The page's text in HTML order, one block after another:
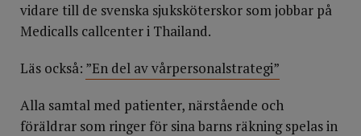
vidare till de svenska sjuksköterskor som jobbar på
Medicalls callcenter i Thailand.
Läs också: ”En del av vårpersonalstrategi”
Alla samtal med patienter, närstående och
föräldrar som ringer för sina barns räkning spelas in